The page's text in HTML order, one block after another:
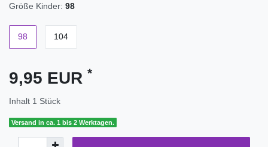
Größe Kinder: 98
98 104
9,95 EUR *
Inhalt 1 Stück
Versand in ca. 1 bis 2 Werktagen.